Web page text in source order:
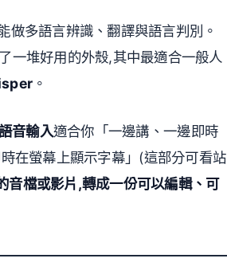
多語言辨識、翻譯與語言判別。
一堆好用的外殼,其中最適合一般人
。
音輸入適合你「一邊講、一邊即時
在螢幕上顯示字幕」(這部分可看站
音檔或影片,轉成一份可以編輯、可